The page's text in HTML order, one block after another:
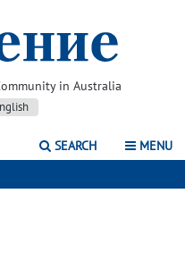
in Australia
SEARCH MENU